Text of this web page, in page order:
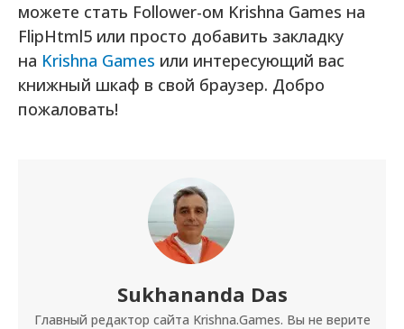
можете стать Follower-ом Krishna Games на
FlipHtml5 или просто добавить закладку
на Krishna Games или интересующий вас
книжный шкаф в свой браузер. Добро
пожаловать!
Sukhananda Das
Главный редактор сайта Krishna.Games. Вы не верите